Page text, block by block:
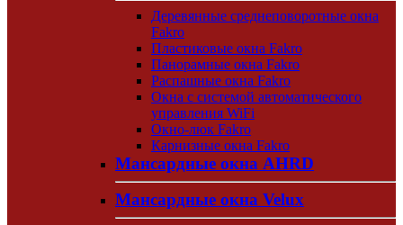
Деревянные среднеповоротные окна
Fakro
Пластиковые окна Fakro
Панорамные окна Fakro
Распашные окна Fakro
Окна с системой автоматического
управления WiFi
Окно-люк Fakro
Карнизные окна Fakro
Мансардные окна AHRD
Мансардные окна Velux